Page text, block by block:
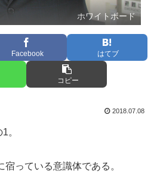
ホワイトボード
Facebook はてブ
コピー
2018.07.08
。
宿っている意識体である。